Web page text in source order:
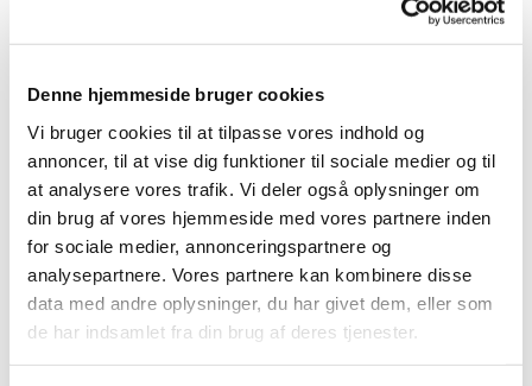
Denne hjemmeside bruger cookies
Vi bruger cookies til at tilpasse vores indhold og
annoncer, til at vise dig funktioner til sociale medier og til
at analysere vores trafik. Vi deler også oplysninger om
din brug af vores hjemmeside med vores partnere inden
for sociale medier, annonceringspartnere og
analysepartnere. Vores partnere kan kombinere disse
data med andre oplysninger, du har givet dem, eller som
de har indsamlet fra din brug af deres tjenester.
Jakobskirken, Astersvej 11, 4000
Roskilde
Marianne Josefsen
40 kr. inkl. kaffe/te og kage
Det hemmelige barn